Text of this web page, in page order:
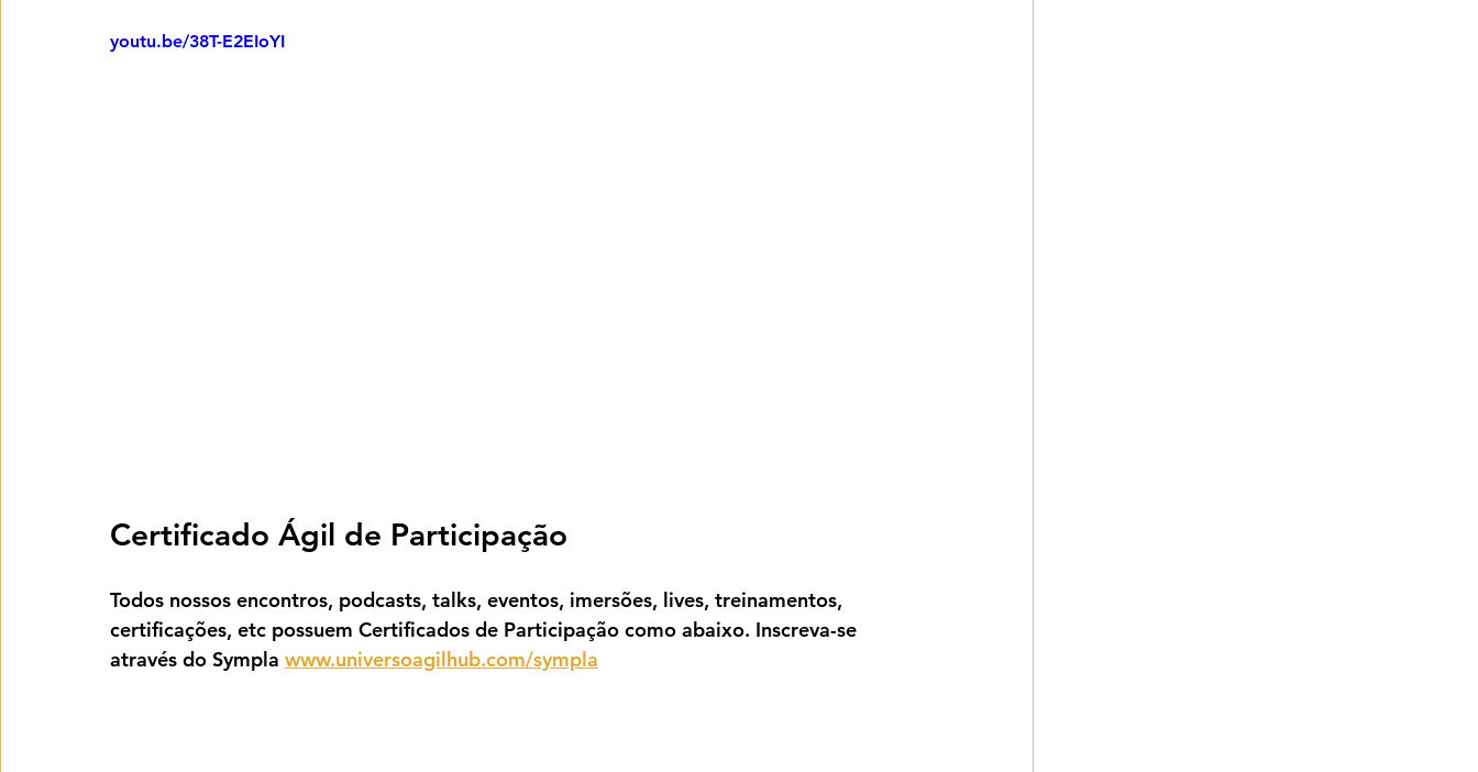
youtu.be/38T-E2EIoYI
Certificado Ágil de Participação
Todos nossos encontros, podcasts, talks, eventos, imersões, lives, treinamentos,
certificações, etc possuem Certificados de Participação como abaixo. Inscreva-se
através do Sympla www.universoagilhub.com/sympla